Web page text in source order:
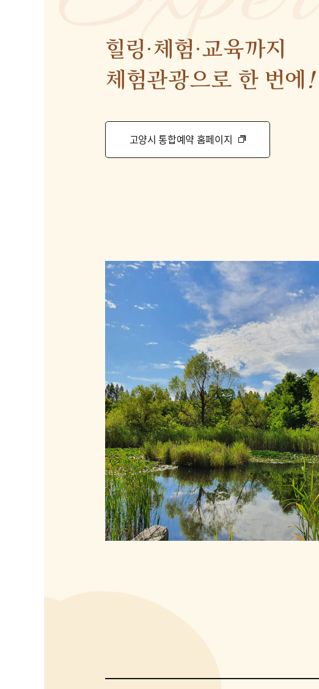
힐링·체험·교육까지
체험관광으로 한 번에 !
고양시 통합예약 홈페이지